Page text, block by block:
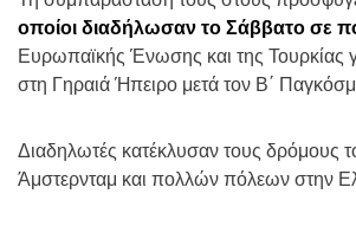
οποίοι διαδήλωσαν το Σάββατο σε
Ευρωπαϊκής Ένωσης και της Τουρκίας
στη Γηραιά Ήπειρο μετά τον Β΄
Διαδηλωτές κατέκλυσαν τους δρόμους
Άμστερνταμ και πολλών πόλεων στην